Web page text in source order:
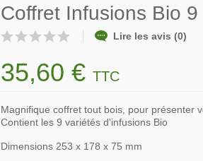
Coffret Infusions Bio 9
Lire les avis (0)
35,60 €TTC
Magnifique coffret tout bois, pour présenter
Contient les 9 variétés d'infusions Bio
Dimensions 253 x 178 x 75 mm